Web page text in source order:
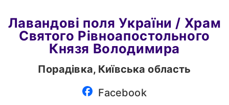
Лавандові поля України / Храм
Святого Рівноапостольного
Князя Володимира
Порадівка, Київська область
Facebook